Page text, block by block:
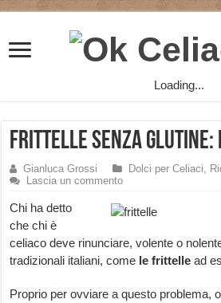
Loading...
Frittelle Senza Glutine:
Gianluca Grossi Dolci per Celiaci,
Lascia un commento
Chi ha detto
che chi è
celiaco deve rinunciare, volente o
tradizionali italiani, come le frittelle ad
Proprio per ovviare a questo problema,